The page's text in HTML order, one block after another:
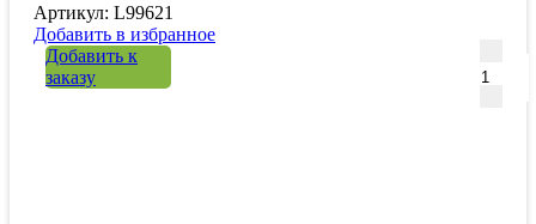
Артикул: L99621
Добавить в избранное
Добавить к
заказу